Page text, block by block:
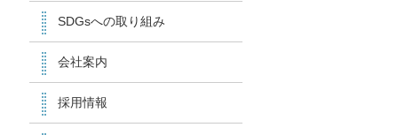
SDGsへの取り組み
会社案内
採用情報